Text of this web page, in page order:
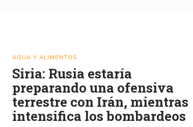
AGUA Y ALIMENTOS
Siria: Rusia estaría
preparando una ofensiva
terrestre con Irán, mientras
intensifica los bombardeos